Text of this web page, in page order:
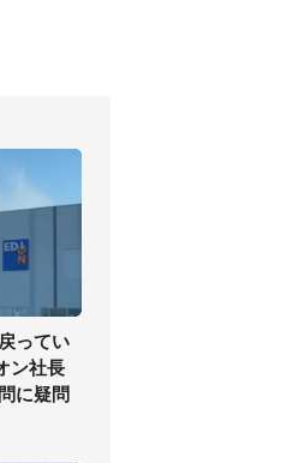
ってい
ン社長
に疑問